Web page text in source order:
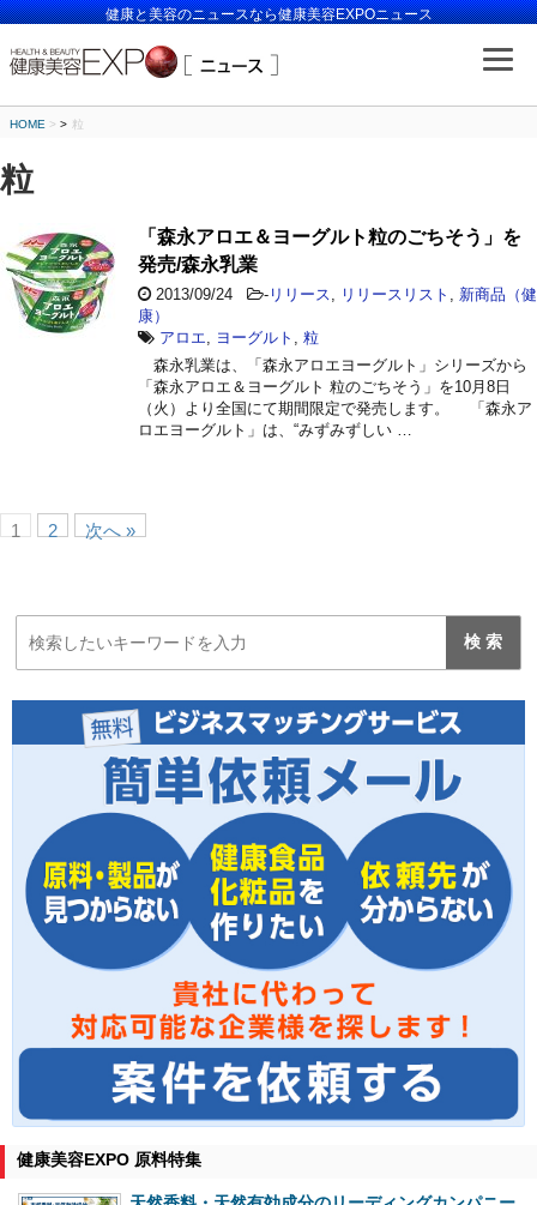
健康と美容のニュースなら健康美容EXPOニュース
HOME > 粒
粒
「森永アロエ＆ヨーグルト粒のごちそう」を
発売/森永乳業
2013/09/24 - リリース リリースリスト
新商品（健
康）
アロエ
ヨーグルト
粒
森永乳業は、「森永アロエヨーグルト」シリーズから
「森永アロエ＆ヨーグルト 粒のごちそう」を10月8日
（火）より全国にて期間限定で発売します。 「森永ア
ロエヨーグルト」は、“みずみずしい …
1 2 次へ »
健康美容EXPO 原料特集